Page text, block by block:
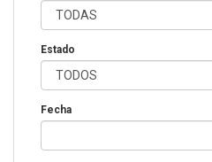
Estado
Fecha